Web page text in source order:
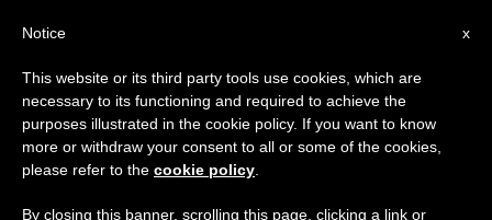
الكرسي الرسولي يشارك في اتفاقية
الأمم المتحدة حول منع وقمع الجرائم
x
Notice
This website or its third party tools use cookies, which are
necessary to its functioning and required to achieve the
purposes illustrated in the cookie policy. If you want to know
more or withdraw your consent to all or some of the cookies,
please refer to the cookie policy
By closing this banner, scrolling this page, clicking a link or